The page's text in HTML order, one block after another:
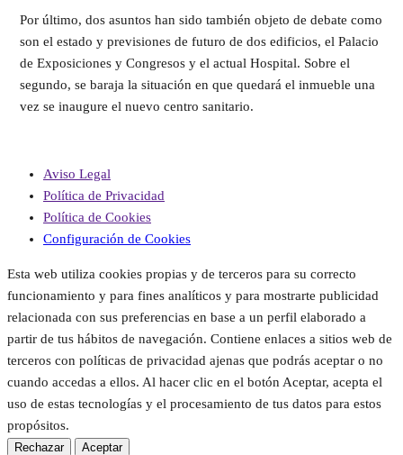
Por último, dos asuntos han sido también objeto de debate como
son el estado y previsiones de futuro de dos edificios, el Palacio
de Exposiciones y Congresos y el actual Hospital. Sobre el
segundo, se baraja la situación en que quedará el inmueble una
vez se inaugure el nuevo centro sanitario.
Aviso Legal
Política de Privacidad
Política de Cookies
Configuración de Cookies
Esta web utiliza cookies propias y de terceros para su correcto
funcionamiento y para fines analíticos y para mostrarte publicidad
relacionada con sus preferencias en base a un perfil elaborado a
partir de tus hábitos de navegación. Contiene enlaces a sitios web de
terceros con políticas de privacidad ajenas que podrás aceptar o no
cuando accedas a ellos. Al hacer clic en el botón Aceptar, acepta el
uso de estas tecnologías y el procesamiento de tus datos para estos
propósitos.
Rechazar Aceptar